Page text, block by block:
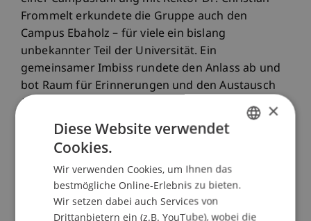
Frommelt erkundete die Gruppe auch den
Campus Ebaholz – für viele ein bislang
unbekannter Teil der Universität. Ein
gemeinsamer Imbiss rundete den Anlass ab und
bot Raum für Erinnerungen und den Austausch
über aktuelle berufliche Wege.
Ab 2026 übernimmt Fabienne Vils die
Verantwortung für das Lehrlingswesen und wird
die KV-Reform an der Universität umsetzen.
×
Diese Website verwendet
Cookies.
Wir verwenden Cookies, um Ihnen das
bestmögliche Online-Erlebnis zu bieten.
Wir setzen dabei auch Services von
Drittanbietern ein (z.B. YouTube), wobei die